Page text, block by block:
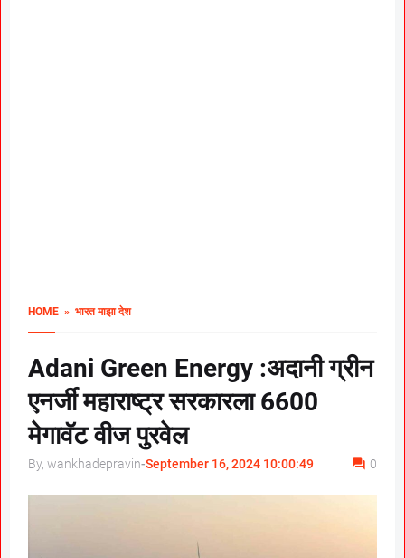
HOME » भारत माझा देश
Adani Green Energy :अदानी ग्रीन
एनर्जी महाराष्ट्र सरकारला 6600
मेगावॅट वीज पुरवेल
By, wankhadepravin-September 16, 2024 10:00:49 0